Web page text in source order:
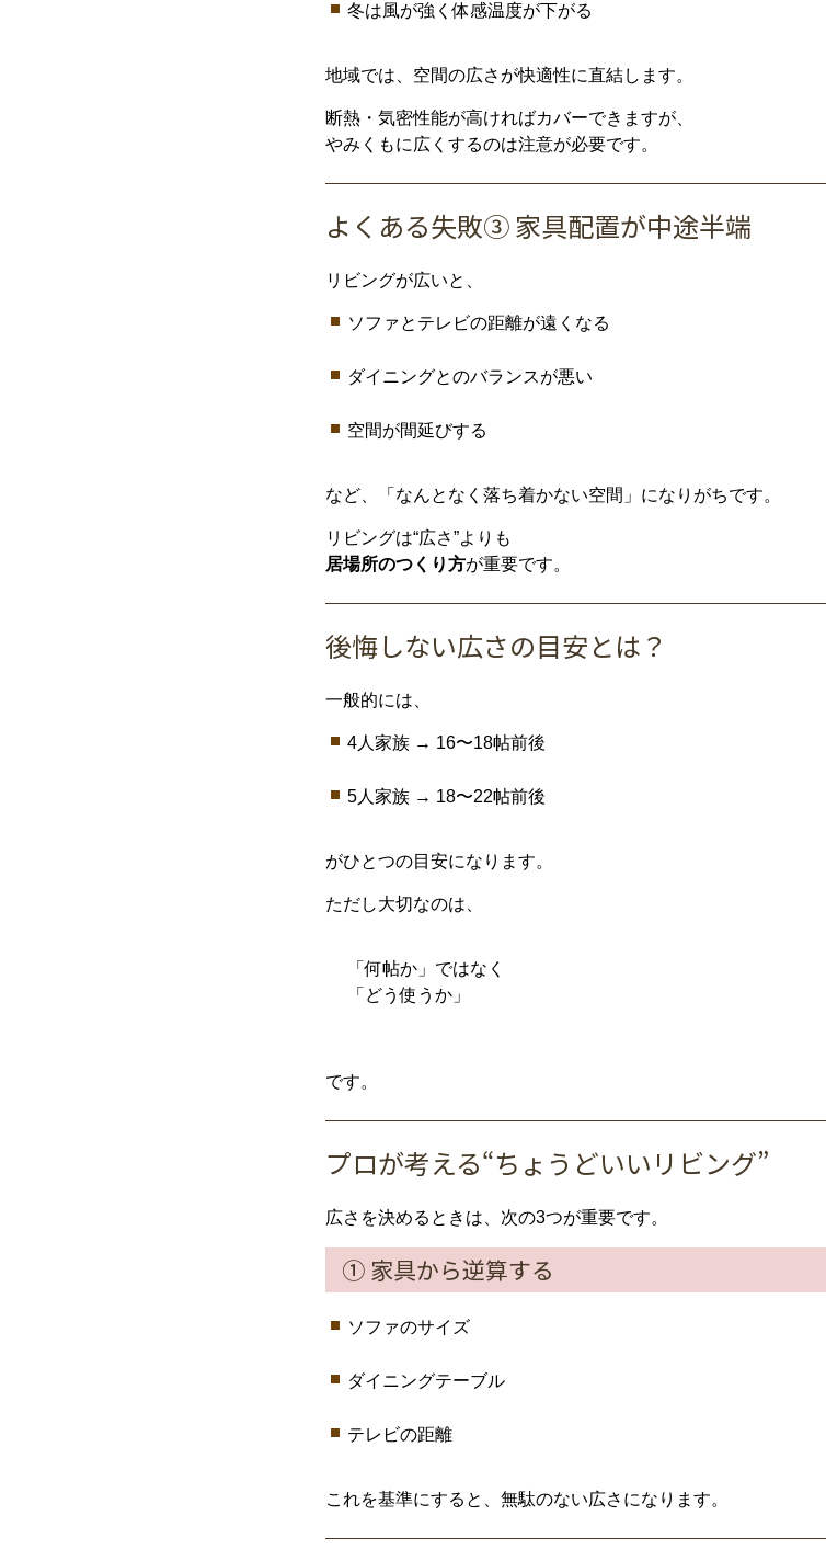
冬は風が強 く体感温度が下がる
地域では、 空間の広さ が快適性に直結し ます。
断熱・ 気密性能が高ければカバーでき ますが、
やみくもに 広 く するのは注意が必要です。
よく ある失敗③家具配置が中途半端
リビングが広いと、
ソファと テレビの距離が遠く なる
ダイニングとのバランスが悪い
空間が間延びする
など、「 なんとなく 落ち着かない空間」 になり がちです。
リビングは“広さ”より も
居場所のつくり方が重要です。
後悔しない広さの目安とは？
一般的には、
4人 家族 → 16〜18帖前後
5人 家族 → 18〜22帖前後
がひとつの目安になり ます。
ただし大切なのは、
「何帖か」 ではなく
「 どう使う か」
です。
プロが考える“ちょうどいい リビング”
広さ を決める とき は、 次の3つが重要です。
① 家具から逆算する
ソファのサイズ
ダイニングテーブル
テレビの距離
これを基準にすると、 無駄のない広さ になり ます。